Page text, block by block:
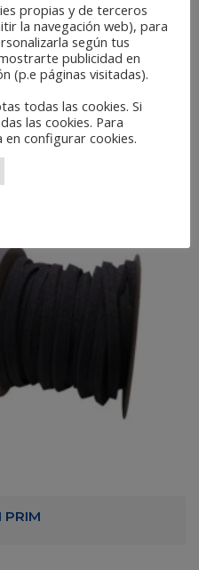
PRIM
propias y de terceros
la navegación web), para
según tus
publicidad en
(p.e páginas visitadas).
todas las cookies. Si
las cookies. Para
en configurar cookies.